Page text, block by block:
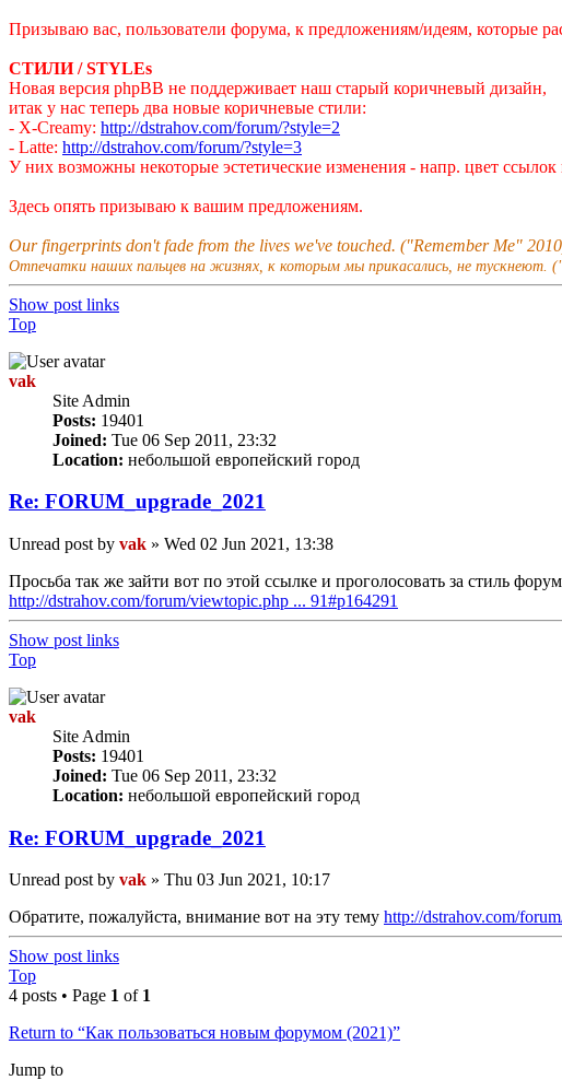
Призываю вас, пользователи форума, к предложениям/идеям, которые
СТИЛИ / STYLEs
Новая версия phpBB не поддерживает наш старый коричневый дизайн,
итак у нас теперь два новые коричневые стили:
- X-Creamy: http://dstrahov.com/forum/?style=2
- Latte: http://dstrahov.com/forum/?style=3
У них возможны некоторые эстетические изменения - напр. цвет ссылок
Здесь опять призываю к вашим предложениям.
Our fingerprints don't fade from the lives we've touched. ("Remember Me"
Отпечатки наших пальцев на жизнях, к которым мы прикасались, не тускнеют.
Show post links
Top
vak
Site Admin
Posts: 19401
Joined: Tue 06 Sep 2011, 23:32
Location: небольшой европейский город
Re: FORUM_upgrade_2021
Unread post by vak » Wed 02 Jun 2021, 13:38
Просьба так же зайти вот по этой ссылке и проголосовать за стиль
http://dstrahov.com/forum/viewtopic.php ... 91#p164291
Show post links
Top
vak
Site Admin
Posts: 19401
Joined: Tue 06 Sep 2011, 23:32
Location: небольшой европейский город
Re: FORUM_upgrade_2021
Unread post by vak » Thu 03 Jun 2021, 10:17
Обратите, пожалуйста, внимание вот на эту тему http://dstrahov.com/
Show post links
Top
4 posts • Page 1 of 1
Return to “Как пользоваться новым форумом (2021)”
Jump to